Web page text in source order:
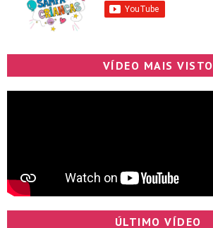
VÍDEO MAIS VISTO
ÚLTIMO VÍDEO